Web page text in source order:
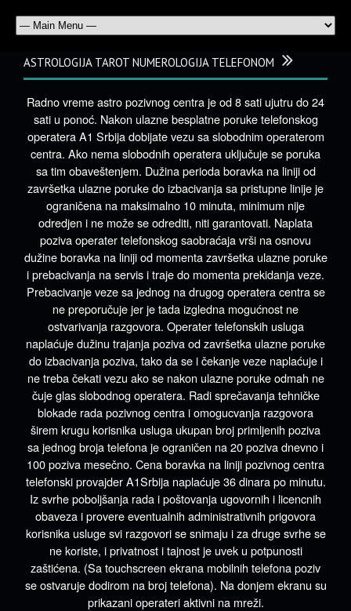
ASTROLOGIJA TAROT NUMEROLOGIJA TELEFONOM
Radno vreme astro pozivnog centra je od 8 sati ujutru do 24
sati u ponoć. Nakon ulazne besplatne poruke telefonskog
operatera A1 Srbija dobijate vezu sa slobodnim operaterom
centra. Ako nema slobodnih operatera uključuje se poruka
sa tim obaveštenjem. Dužina perioda boravka na liniji od
završetka ulazne poruke do izbacivanja sa pristupne linije je
ograničena na maksimalno 10 minuta, minimum nije
odredjen i ne može se odrediti, niti garantovati. Naplata
poziva operater telefonskog saobraćaja vrši na osnovu
dužine boravka na liniji od momenta završetka ulazne poruke
i prebacivanja na servis i traje do momenta prekidanja veze.
Prebacivanje veze sa jednog na drugog operatera centra se
ne preporučuje jer je tada izgledna mogućnost ne
ostvarivanja razgovora. Operater telefonskih usluga
naplaćuje dužinu trajanja poziva od završetka ulazne poruke
do izbacivanja poziva, tako da se i čekanje veze naplaćuje i
ne treba čekati vezu ako se nakon ulazne poruke odmah ne
čuje glas slobodnog operatera. Radi sprečavanja tehničke
blokade rada pozivnog centra i omogucvanja razgovora
širem krugu korisnika usluga ukupan broj primljenih poziva
sa jednog broja telefona je ograničen na 20 poziva dnevno i
100 poziva mesečno. Cena boravka na liniji pozivnog centra
telefonski provajder A1Srbija naplaćuje 36 dinara po minutu.
Iz svrhe poboljšanja rada i poštovanja ugovornih i licencnih
obaveza i provere eventualnih administrativnih prigovora
korisnika usluge svi razgovori se snimaju i za druge svrhe se
ne koriste, i privatnost i tajnost je uvek u potpunosti
zaštićena. (Sa touchscreen ekrana mobilnih telefona poziv
se ostvaruje dodirom na broj telefona). Na donjem ekranu su
prikazani operateri aktivni na mreži.